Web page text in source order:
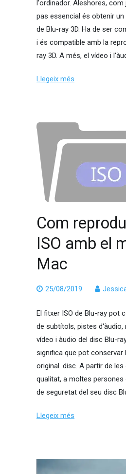
l'ordinador. Aleshores,
pas essencial és obtenir
de Blu-ray 3D. Ha de ser
i és compatible amb la
ray 3D. A més, el vídeo i
Llegeix més
Com
ISO amb el
Mac
25/08/2019
El fitxer ISO de Blu-ray pot
de subtítols, pistes d'àudio,
vídeo i àudio del disc Blu-
significa que pot conservar
original. disc. A partir de
qualitat, a moltes
de seguretat del seu disc
Llegeix més